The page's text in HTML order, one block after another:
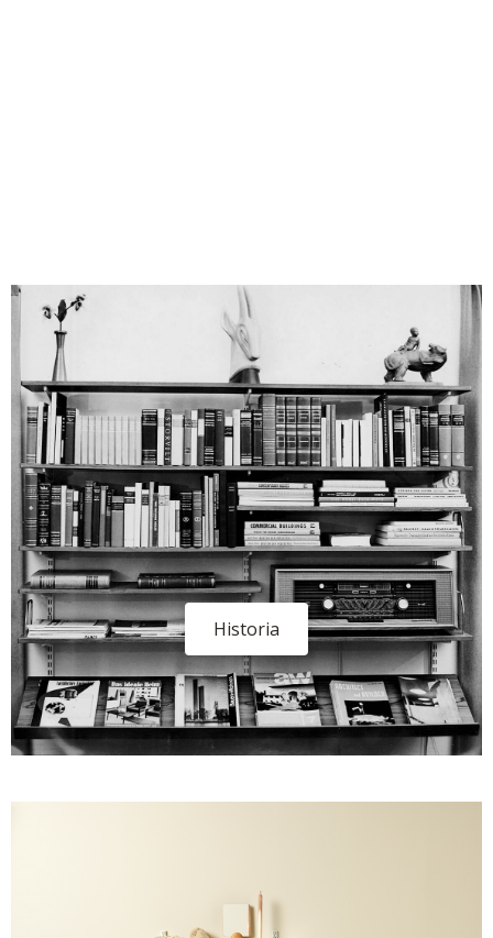
Historia